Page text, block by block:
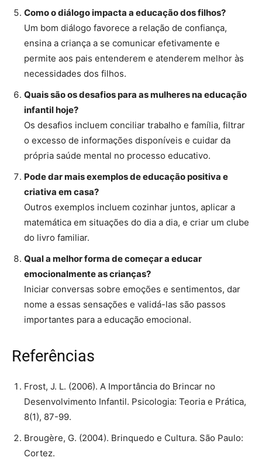
Como o diálogo impacta a educação dos filhos?
Um bom diálogo favorece a relação de confiança,
ensina a criança a se comunicar efetivamente e
permite aos pais entenderem e atenderem melhor às
necessidades dos filhos.
Quais são os desafios para as mulheres na educação
infantil hoje?
Os desafios incluem conciliar trabalho e família, filtrar
o excesso de informações disponíveis e cuidar da
própria saúde mental no processo educativo.
Pode dar mais exemplos de educação positiva e
criativa em casa?
Outros exemplos incluem cozinhar juntos, aplicar a
matemática em situações do dia a dia, e criar um clube
do livro familiar.
Qual a melhor forma de começar a educar
emocionalmente as crianças?
Iniciar conversas sobre emoções e sentimentos, dar
nome a essas sensações e validá-las são passos
importantes para a educação emocional.
Referências
Frost, J. L. (2006). A Importância do Brincar no
Desenvolvimento Infantil. Psicologia: Teoria e Prática,
8(1), 87-99.
Brougère, G. (2004). Brinquedo e Cultura. São Paulo:
Cortez.